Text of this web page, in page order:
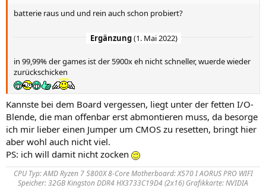
batterie raus und und rein auch schon probiert?
Ergänzung(1. Mai 2022)
in 99,99% der games ist der 5900x eh nicht schneller, wuerde wieder
zurückschicken
Kannste bei dem Board vergessen, liegt unter der fetten I/O-
Blende, die man offenbar erst abmontieren muss, da besorge
ich mir lieber einen Jumper um CMOS zu resetten, bringt hier
aber wohl auch nicht viel.
PS: ich will damit nicht zocken
CPU Typ: AMD Ryzen 7 5800X 8-Core Motherboard: X570 I AORUS PRO WIFI
Speicher: 32GB Kingston DDR4 HX3733C19D4 (2x16) Grafikkarte: NVIDIA